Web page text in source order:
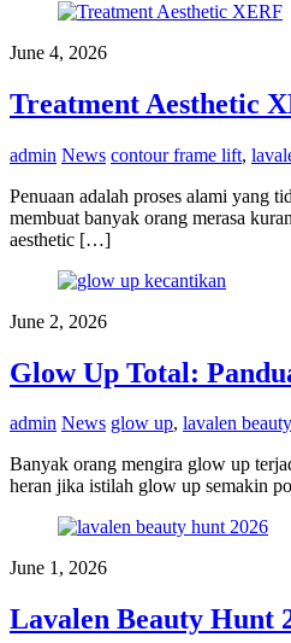
June 4, 2026
Treatment Aesthetic
admin News contour frame lift,
Penuaan adalah proses alami yang
membuat banyak orang merasa
aesthetic […]
June 2, 2026
Glow Up Total:
admin News glow up, lavalen beauty
Banyak orang mengira glow up
heran jika istilah glow up semakin
June 1, 2026
Lavalen Beauty Hunt